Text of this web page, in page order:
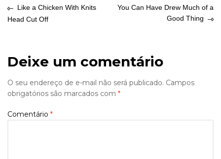
Like a Chicken With Knits
Head Cut Off
You Can Have Drew Much of a
Good Thing
Deixe um comentário
O seu endereço de e-mail não será publicado. Campos
obrigatórios são marcados com *
Comentário *